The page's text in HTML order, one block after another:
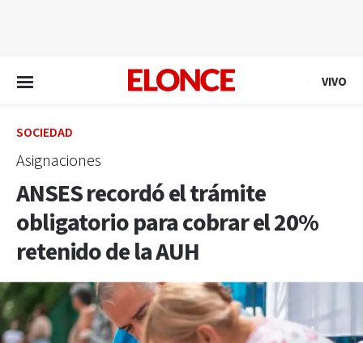
VIVO
SOCIEDAD
Asignaciones
ANSES recordó el trámite
obligatorio para cobrar el 20%
retenido de la AUH